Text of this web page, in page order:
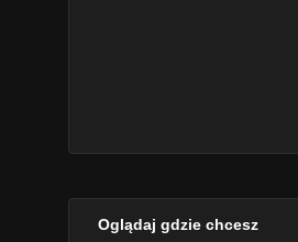
Oglądaj gdzie chcesz